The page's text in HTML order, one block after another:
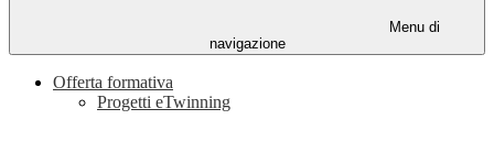
Menu di
navigazione
Offerta formativa
Progetti eTwinning